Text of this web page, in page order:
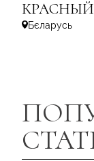
КРАСНЫЙ
Бєларусь